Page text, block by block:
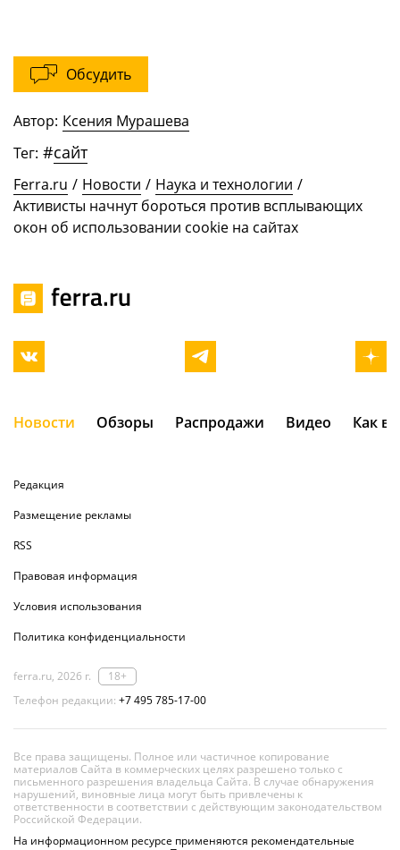
Обсудить
Автор: Ксения Мурашева
Тег: #сайт
Ferra.ru / Новости / Наука и технологии /
Активисты начнут бороться против всплывающих
окон об использовании cookie на сайтах
Новости Обзоры Распродажи Видео Как
Редакция
Размещение рекламы
RSS
Правовая информация
Условия использования
Политика конфиденциальности
ferra.ru, 2026 г.
18+
Телефон редакции: +7 495 785-17-00
Все права защищены. Полное или частичное копирование
материалов Сайта в коммерческих целях разрешено только с
письменного разрешения владельца Сайта. В случае обнаружения
нарушений, виновные лица могут быть привлечены к
ответственности в соответствии с действующим законодательством
Российской Федерации.
На информационном ресурсе применяются рекомендательные